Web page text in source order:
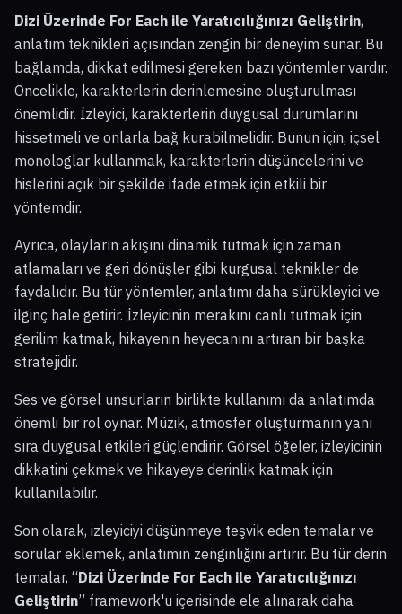
Dizi Üzerinde For Each ile Yaratıcılığınızı Geliştirin,
anlatım teknikleri açısından zengin bir deneyim sunar. Bu
bağlamda, dikkat edilmesi gereken bazı yöntemler vardır.
Öncelikle, karakterlerin derinlemesine oluşturulması
önemlidir. İzleyici, karakterlerin duygusal durumlarını
hissetmeli ve onlarla bağ kurabilmelidir. Bunun için, içsel
monologlar kullanmak, karakterlerin düşüncelerini ve
hislerini açık bir şekilde ifade etmek için etkili bir
yöntemdir.
Ayrıca, olayların akışını dinamik tutmak için zaman
atlamaları ve geri dönüşler gibi kurgusal teknikler de
faydalıdır. Bu tür yöntemler, anlatımı daha sürükleyici ve
ilginç hale getirir. İzleyicinin merakını canlı tutmak için
gerilim katmak, hikayenin heyecanını artıran bir başka
stratejidir.
Ses ve görsel unsurların birlikte kullanımı da anlatımda
önemli bir rol oynar. Müzik, atmosfer oluşturmanın yanı
sıra duygusal etkileri güçlendirir. Görsel öğeler, izleyicinin
dikkatini çekmek ve hikayeye derinlik katmak için
kullanılabilir.
Son olarak, izleyiciyi düşünmeye teşvik eden temalar ve
sorular eklemek, anlatımın zenginliğini artırır. Bu tür derin
temalar, “Dizi Üzerinde For Each ile Yaratıcılığınızı
Geliştirin” framework'u içerisinde ele alınarak daha